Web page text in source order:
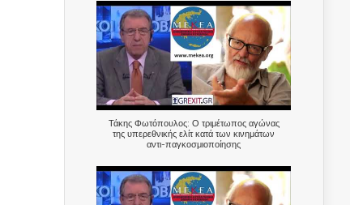
Τάκης Φωτόπουλος: Ο τριμέτωπος αγώνας
της υπερεθνικής ελίτ κατά των κινημάτων
αντι-παγκοσμιοποίησης